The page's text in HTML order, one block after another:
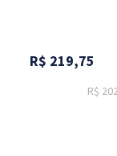
R$ 219,75
R$